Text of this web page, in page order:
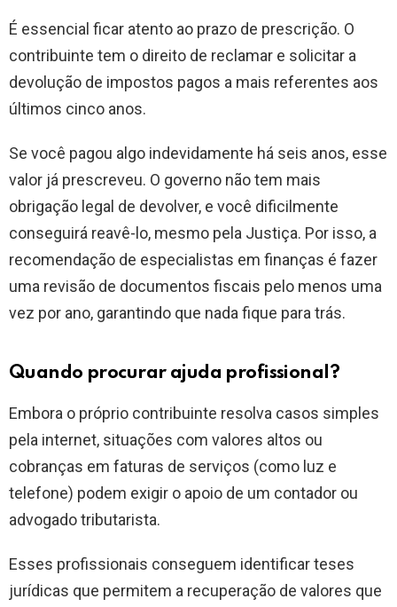
É essencial ficar atento ao prazo de prescrição. O
contribuinte tem o direito de reclamar e solicitar a
devolução de impostos pagos a mais referentes aos
últimos cinco anos.
Se você pagou algo indevidamente há seis anos, esse
valor já prescreveu. O governo não tem mais
obrigação legal de devolver, e você dificilmente
conseguirá reavê-lo, mesmo pela Justiça. Por isso, a
recomendação de especialistas em finanças é fazer
uma revisão de documentos fiscais pelo menos uma
vez por ano, garantindo que nada fique para trás.
Quando procurar ajuda profissional?
Embora o próprio contribuinte resolva casos simples
pela internet, situações com valores altos ou
cobranças em faturas de serviços (como luz e
telefone) podem exigir o apoio de um contador ou
advogado tributarista.
Esses profissionais conseguem identificar teses
jurídicas que permitem a recuperação de valores que